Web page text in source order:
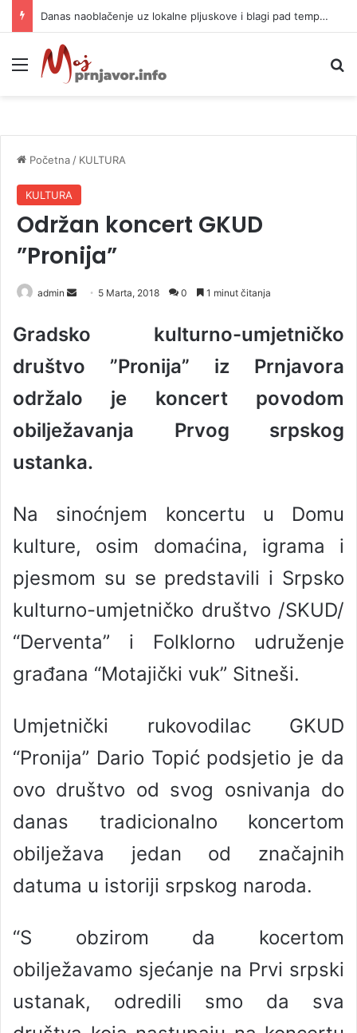
Danas naoblačenje uz lokalne pljuskove i blagi pad temperature
Meni
Početna / KULTURA
KULTURA
Održan koncert GKUD
”Pronija”
admin
n
a
e
m
i
5 Marta, 2018 0 1 minut čitanja
Gradsko kulturno-umjetničko
društvo ”Pronija” iz Prnjavora
održalo je koncert povodom
obilježavanja Prvog srpskog
ustanka.
Na sinoćnjem koncertu u Domu
kulture, osim domaćina, igrama i
pjesmom su se predstavili i Srpsko
kulturno-umjetničko društvo /SKUD/
“Derventa” i Folklorno udruženje
građana “Motajički vuk” Sitneši.
Umjetnički rukovodilac GKUD
“Pronija” Dario Topić podsjetio je da
ovo društvo od svog osnivanja do
danas tradicionalno koncertom
obilježava jedan od značajnih
datuma u istoriji srpskog naroda.
“S obzirom da kocertom
obilježavamo sjećanje na Prvi srpski
ustanak, odredili smo da sva